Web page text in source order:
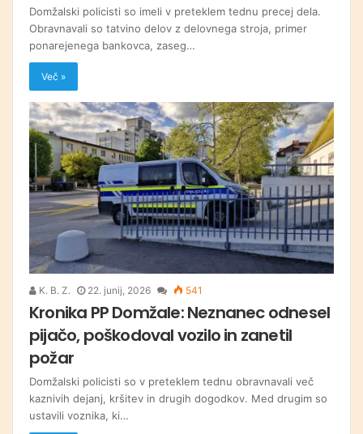
Domžalski policisti so imeli v preteklem tednu precej dela.
Obravnavali so tatvino delov z delovnega stroja, primer
ponarejenega bankovca, zaseg…
Več »
K. B. Z. 22. junij, 2026 541
Kronika PP Domžale: Neznanec odnesel
pijačo, poškodoval vozilo in zanetil
požar
Domžalski policisti so v preteklem tednu obravnavali več
kaznivih dejanj, kršitev in drugih dogodkov. Med drugim so
ustavili voznika, ki…